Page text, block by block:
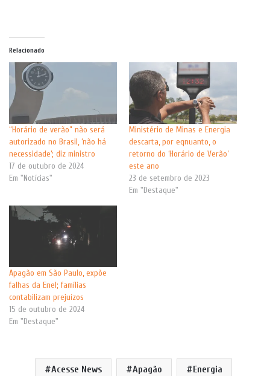
Relacionado
“Horário de verão” não será
autorizado no Brasil, ‘não há
necessidade’; diz ministro
17 de outubro de 2024
Em "Notícias"
Ministério de Minas e Energia
descarta, por eqnuanto, o
retorno do ‘Horário de Verão’
este ano
23 de setembro de 2023
Em "Destaque"
Apagão em São Paulo, expõe
falhas da Enel; famílias
contabilizam prejuízos
15 de outubro de 2024
Em "Destaque"
Acesse News Apagão Energia